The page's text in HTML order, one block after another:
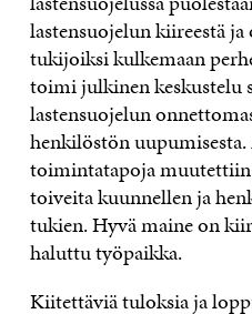
lastensuojelun kiireestä
tukijoiksi kulkemaan
toimi julkinen keskustelu
lastensuojelun
henkilöstön
toimintatapoja muutettiin
toiveita kuunnellen ja
tukien. Hyvä maine on
haluttu työpaikka.
Kiitettäviä tuloksia ja